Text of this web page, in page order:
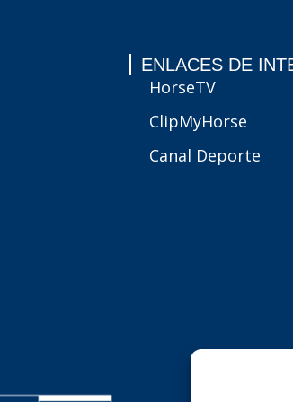
ENLACES DE
HorseTV
ClipMyHorse
Canal Deporte